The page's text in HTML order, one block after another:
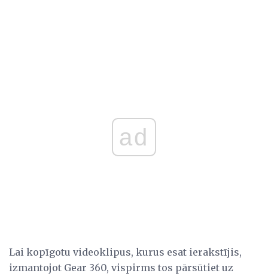
ad
Lai kopīgotu videoklipus, kurus esat ierakstījis,
izmantojot Gear 360, vispirms tos pārsūtiet uz